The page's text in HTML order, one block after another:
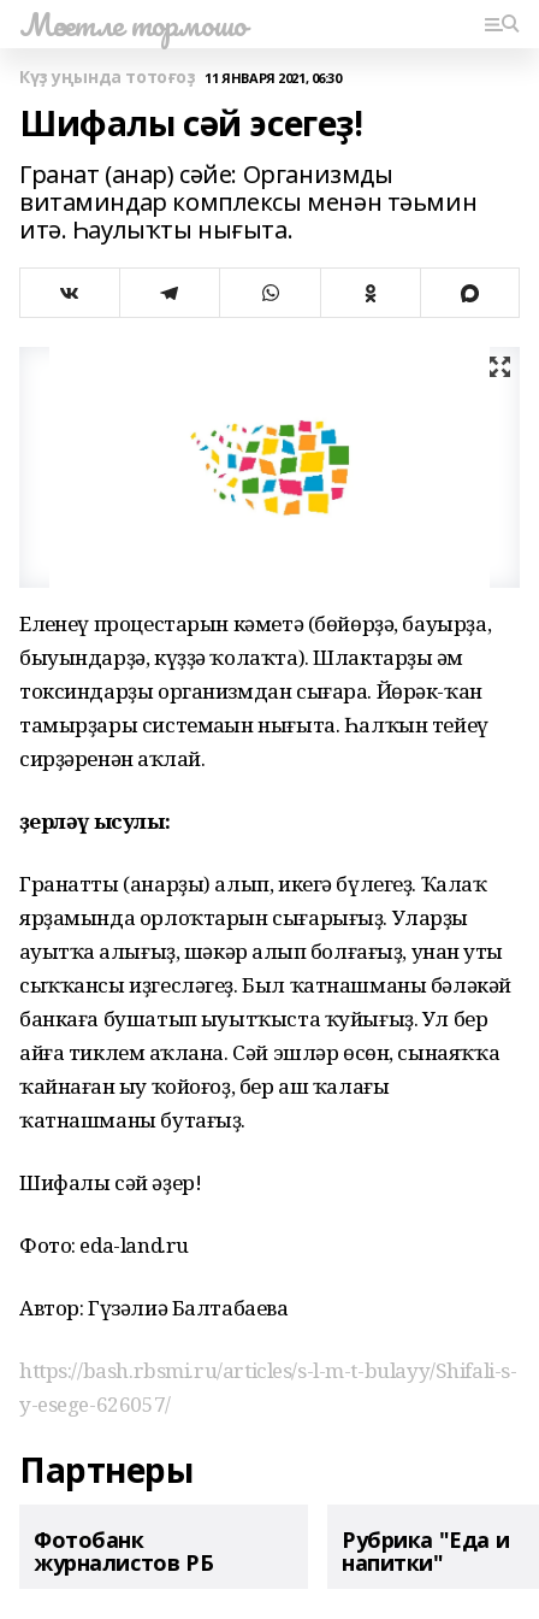
Мәсетле тормошо
Күҙ уңында тотоғоҙ 11 ЯНВАРЯ 2021, 06:30
Шифалы сәй эсегеҙ!
Гранат (анар) сәйе: Организмды
витаминдар комплексы менән тәьмин
итә. Һаулыҡты нығыта.
Елһенеү процестарын кәметә (бөйөрҙә, бауырҙа,
быуындарҙә, күҙҙә ҡолаҡта). Шлактарҙы һәм
токсиндарҙы организмдан сығара. Йөрәк-ҡан
тамырҙары системаһын нығыта. Һалҡын тейеү
сирҙәренән һаҡлай.
Әҙерләү ысулы:
Гранатты (анарҙы) алып, икегә бүлегеҙ. Ҡалаҡ
ярҙамында орлоҡтарын сығарығыҙ. Уларҙы
һауытҡа һалығыҙ, шәкәр һалып болғағыҙ, унан һуты
сыҡҡансы иҙгесләгеҙ. Был ҡатнашманы бәләкәй
банкаға бушатып һыуытҡыста ҡуйығыҙ. Ул бер
айға тиклем һаҡлана. Сәй эшләр өсөн, сынаяҡҡа
ҡайнаған һыу ҡойоғоҙ, бер аш ҡалағы
ҡатнашманы бутағыҙ.
Шифалы сәй әҙер!
Фото: eda-land.ru
Автор: Гүзәлиә Балтабаева
https://bash.rbsmi.ru/articles/s-l-m-t-bulayy/Shifali-s-
y-esege-626057/
Партнеры
Фотобанк
журналистов РБ
Рубрика "Еда и
напитки"